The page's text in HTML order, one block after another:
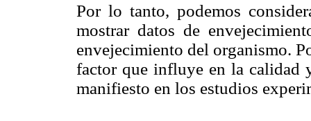
Por lo tanto, podemos
mostrar datos de
envejecimiento del organismo.
factor que influye en la calidad
manifiesto en los estudios